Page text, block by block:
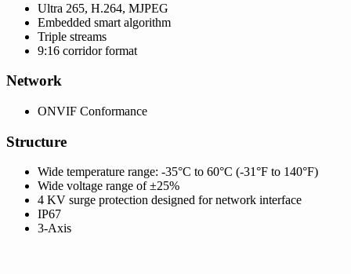
Ultra 265, H.264, MJPEG
Embedded smart algorithm
Triple streams
9:16 corridor format
Network
ONVIF Conformance
Structure
Wide temperature range: -35°C to 60°C (-31°F to 140°F)
Wide voltage range of ±25%
4 KV surge protection designed for network interface
IP67
3-Axis